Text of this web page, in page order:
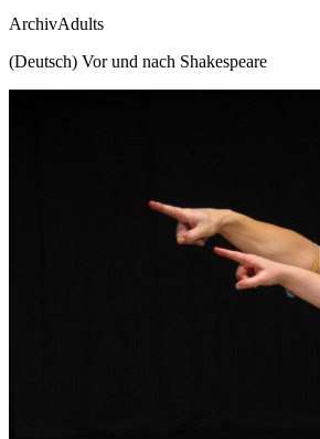
ArchivAdults
(Deutsch) Vor und nach Shakespeare